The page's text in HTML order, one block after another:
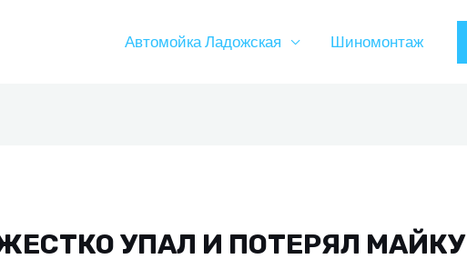
Автомойка Ладожская Шиномонтаж
УПАЛ И ПОТЕРЯЛ МАЙКУ